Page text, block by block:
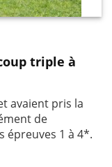
triple à
avaient pris la
de
épreuves 1 à 4*.